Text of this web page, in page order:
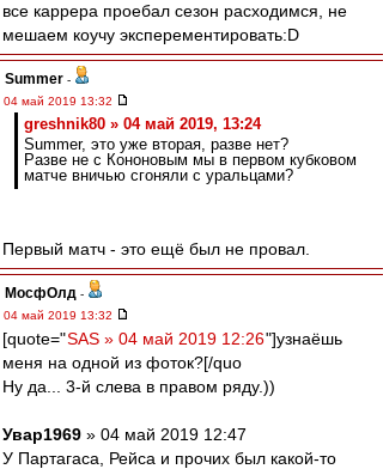
все каррера проебал сезон расходимся, не
мешаем коучу эксперементировать:D
Summer -
04 май 2019 13:32
greshnik80 » 04 май 2019, 13:24
Summer, это уже вторая, разве нет?
Разве не с Кононовым мы в первом кубковом
матче вничью сгоняли с уральцами?
Первый матч - это ещё был не провал.
МосфОлд -
04 май 2019 13:32
[quote="SAS » 04 май 2019 12:26"]узнаёшь
меня на одной из фоток?[/quo
Ну да... 3-й слева в правом ряду.))
Увар1969 » 04 май 2019 12:47
У Партагаса, Рейса и прочих был какой-то